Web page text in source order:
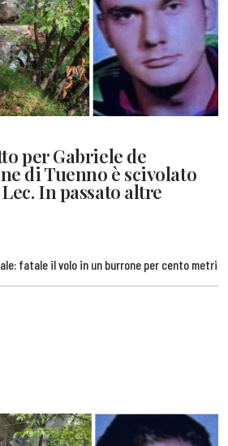
per Gabriele de
di Tuenno è scivolato
In passato altre
fatale il volo in un burrone per cento metri